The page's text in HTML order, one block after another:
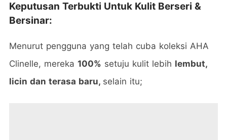
Keputusan Terbukti Untuk Kulit Berseri &
Bersinar:
Menurut pengguna yang telah cuba koleksi AHA
Clinelle, mereka 100% setuju kulit lebih lembut,
licin dan terasa baru, selain itu;